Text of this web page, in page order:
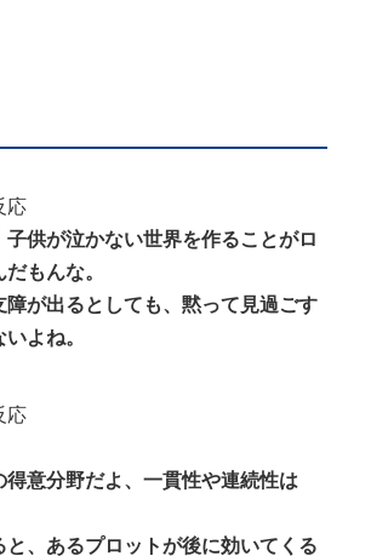
応
子供が泣かない世界を作ることがロ
もんな。
障が出るとしても、黙って見過ごす
よね。
応
得意分野だよ、一貫性や連続性は
と、あるプロットが後に効いてくる